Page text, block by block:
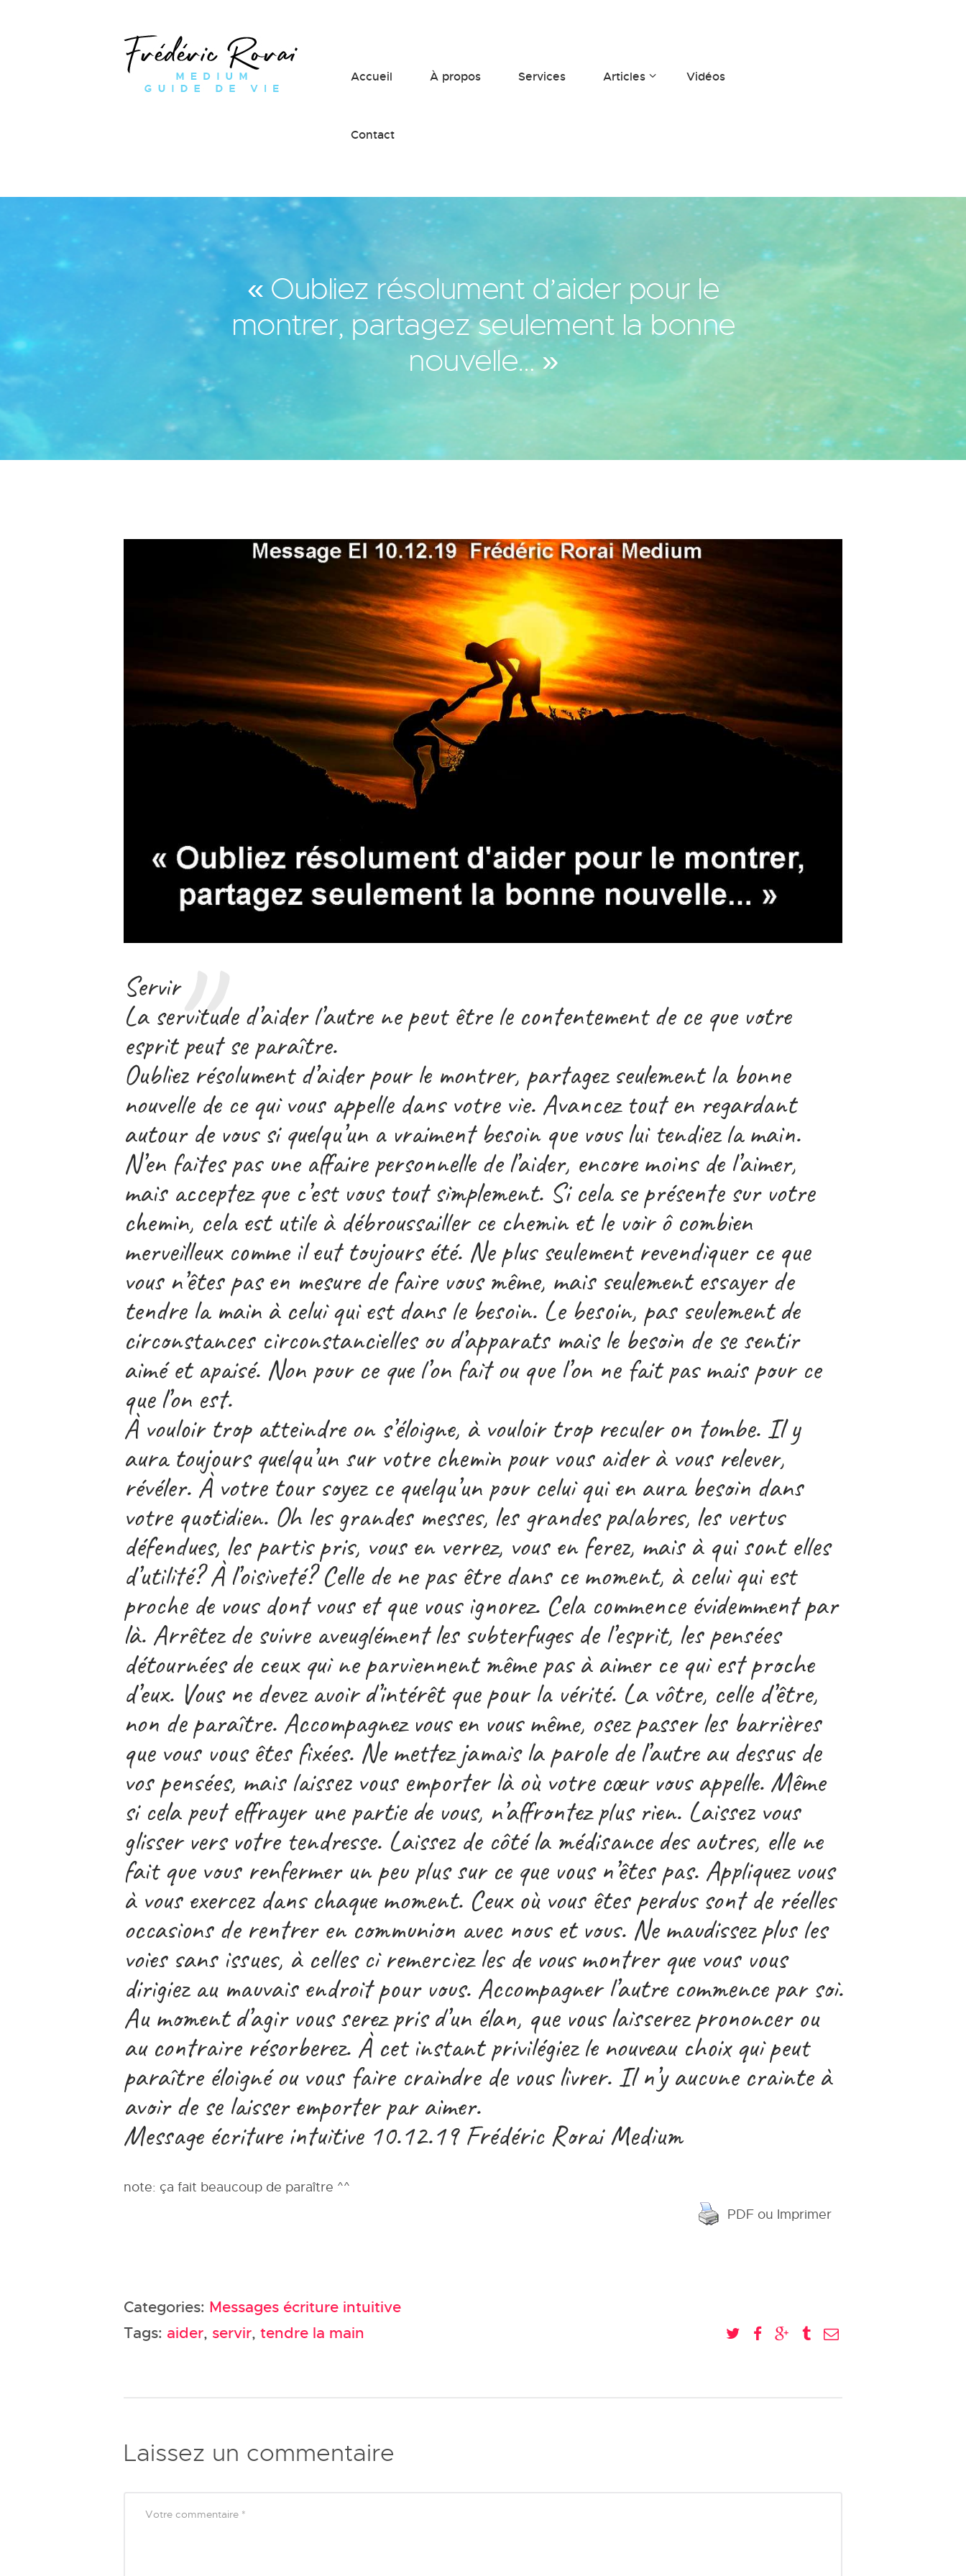
Accueil À propos Services Articles Vidéos
Contact
« Oubliez résolument d’aider pour le
montrer, partagez seulement la bonne
nouvelle… »
Servir
La servitude d’aider l’autre ne peut être le contentement de ce que votre
esprit peut se paraître.
Oubliez résolument d’aider pour le montrer, partagez seulement la bonne
nouvelle de ce qui vous appelle dans votre vie. Avancez tout en regardant
autour de vous si quelqu’un a vraiment besoin que vous lui tendiez la main.
N’en faites pas une affaire personnelle de l’aider, encore moins de l’aimer,
mais acceptez que c’est vous tout simplement. Si cela se présente sur votre
chemin, cela est utile à débroussailler ce chemin et le voir ô combien
merveilleux comme il eut toujours été. Ne plus seulement revendiquer ce que
vous n’êtes pas en mesure de faire vous même, mais seulement essayer de
tendre la main à celui qui est dans le besoin. Le besoin, pas seulement de
circonstances circonstancielles ou d’apparats mais le besoin de se sentir
aimé et apaisé. Non pour ce que l’on fait ou que l’on ne fait pas mais pour ce
que l’on est.
À vouloir trop atteindre on s’éloigne, à vouloir trop reculer on tombe. Il y
aura toujours quelqu’un sur votre chemin pour vous aider à vous relever,
révéler. À votre tour soyez ce quelqu’un pour celui qui en aura besoin dans
votre quotidien. Oh les grandes messes, les grandes palabres, les vertus
défendues, les partis pris, vous en verrez, vous en ferez, mais à qui sont elles
d’utilité? À l’oisiveté? Celle de ne pas être dans ce moment, à celui qui est
proche de vous dont vous et que vous ignorez. Cela commence évidemment par
là. Arrêtez de suivre aveuglément les subterfuges de l’esprit, les pensées
détournées de ceux qui ne parviennent même pas à aimer ce qui est proche
d’eux. Vous ne devez avoir d’intérêt que pour la vérité. La vôtre, celle d’être,
non de paraître. Accompagnez vous en vous même, osez passer les barrières
que vous vous êtes fixées. Ne mettez jamais la parole de l’autre au dessus de
vos pensées, mais laissez vous emporter là où votre cœur vous appelle. Même
si cela peut effrayer une partie de vous, n’affrontez plus rien. Laissez vous
glisser vers votre tendresse. Laissez de côté la médisance des autres, elle ne
fait que vous renfermer un peu plus sur ce que vous n’êtes pas. Appliquez vous
à vous exercez dans chaque moment. Ceux où vous êtes perdus sont de réelles
occasions de rentrer en communion avec nous et vous. Ne maudissez plus les
voies sans issues, à celles ci remerciez les de vous montrer que vous vous
dirigiez au mauvais endroit pour vous. Accompagner l’autre commence par soi.
Au moment d’agir vous serez pris d’un élan, que vous laisserez prononcer ou
au contraire résorberez. À cet instant privilégiez le nouveau choix qui peut
paraître éloigné ou vous faire craindre de vous livrer. Il n’y aucune crainte à
avoir de se laisser emporter par aimer.
Message écriture intuitive 10.12.19 Frédéric Rorai Medium
note: ça fait beaucoup de paraître ^^
PDF ou Imprimer
Categories: Messages écriture intuitive
Tags: aider, servir, tendre la main
Laissez un commentaire